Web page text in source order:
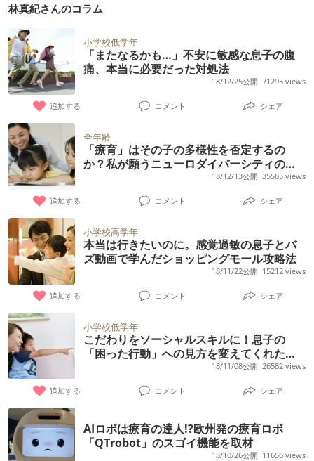
林真紀さんのコラム
小学校低学年
「またなるかも…」不安に敏感な息子の腹
痛、本当に必要だった対処法
18/12/25公開 71295 views
追加する コメント シェア
全年齢
「療育」はその子の多様性を否定するの
か？私が願うニューロダイバーシティの未
18/12/13公開 35585 views
追加する コメント シェア
小学校高学年
本当は行きたいのに。感覚過敏の息子とバ
ズ動画で学んだショッピングモール攻略法
18/11/22公開 15212 views
追加する コメント シェア
小学校低学年
こだわりをソーシャルスキルに！息子の
「困った行動」への見方を変えてくれた、
18/11/08公開 26582 views
追加する コメント シェア
AIロボは療育の達人!?欧州発の療育ロボ
「QTrobot」のスゴイ機能を取材
18/10/26公開 11656 views